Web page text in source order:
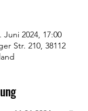
Juni 2024, 17:00
Str. 210, 38112